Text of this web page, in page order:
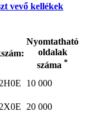
vevő kellékek
Nyomtatható
oldalak
száma *
10 000
20 000